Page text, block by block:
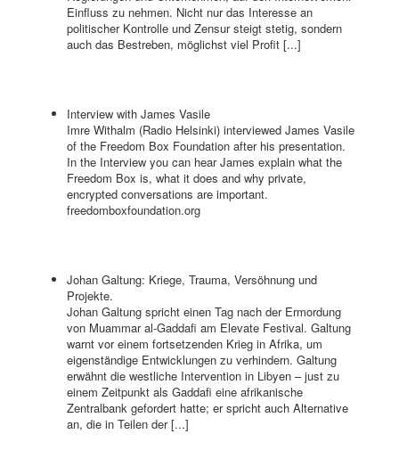
Einfluss zu nehmen. Nicht nur das Interesse an
politischer Kontrolle und Zensur steigt stetig, sondern
auch das Bestreben, möglichst viel Profit [...]
Interview with James Vasile
Imre Withalm (Radio Helsinki) interviewed James Vasile
of the Freedom Box Foundation after his presentation.
In the Interview you can hear James explain what the
Freedom Box is, what it does and why private,
encrypted conversations are important.
freedomboxfoundation.org
Johan Galtung: Kriege, Trauma, Versöhnung und
Projekte.
Johan Galtung spricht einen Tag nach der Ermordung
von Muammar al-Gaddafi am Elevate Festival. Galtung
warnt vor einem fortsetzenden Krieg in Afrika, um
eigenständige Entwicklungen zu verhindern. Galtung
erwähnt die westliche Intervention in Libyen – just zu
einem Zeitpunkt als Gaddafi eine afrikanische
Zentralbank gefordert hatte; er spricht auch Alternative
an, die in Teilen der [...]